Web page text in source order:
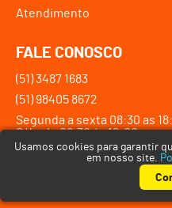
Atendimento
FALE CONOSCO
(51) 3487 1683
(51) 98405 8672
Segunda a sexta 08:30 as
Sábado 08:30 ás 12:00
DRIBLE |
reservados. CNPJ: 07.275.154/
Usamos cookies para garantir
em nosso site.